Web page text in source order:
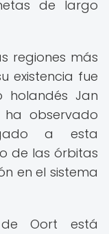
de largo
regiones más
existencia fue
holandés Jan
ha observado
a esta
de las órbitas
en el sistema
Oort está